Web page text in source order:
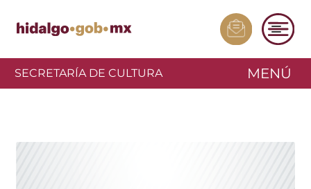
SECRETARÍA DE CULTURA MENÚ